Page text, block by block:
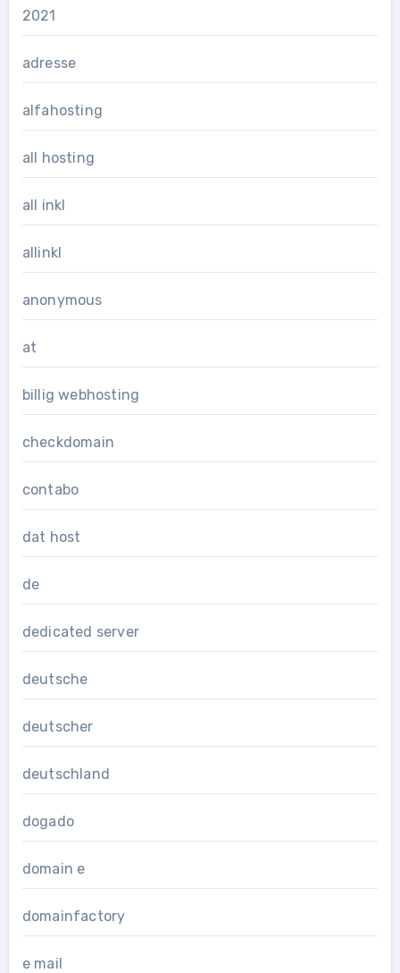
2021
adresse
alfahosting
all hosting
all inkl
allinkl
anonymous
at
billig webhosting
checkdomain
contabo
dat host
de
dedicated server
deutsche
deutscher
deutschland
dogado
domain e
domainfactory
e mail